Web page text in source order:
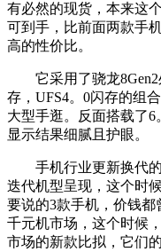
有必然的现货，本来这
可到手，比前面两款手
高的性价比。
它采用了骁龙8Gen2
存，UFS4。0闪存的组
大型手逛。反面搭载了6
显示结果细腻且护眼。
手机行业更新换代的
迭代机型呈现，这个时
要说的3款手机，价钱都
千元机市场，这个时候
市场的新款比拟，它们